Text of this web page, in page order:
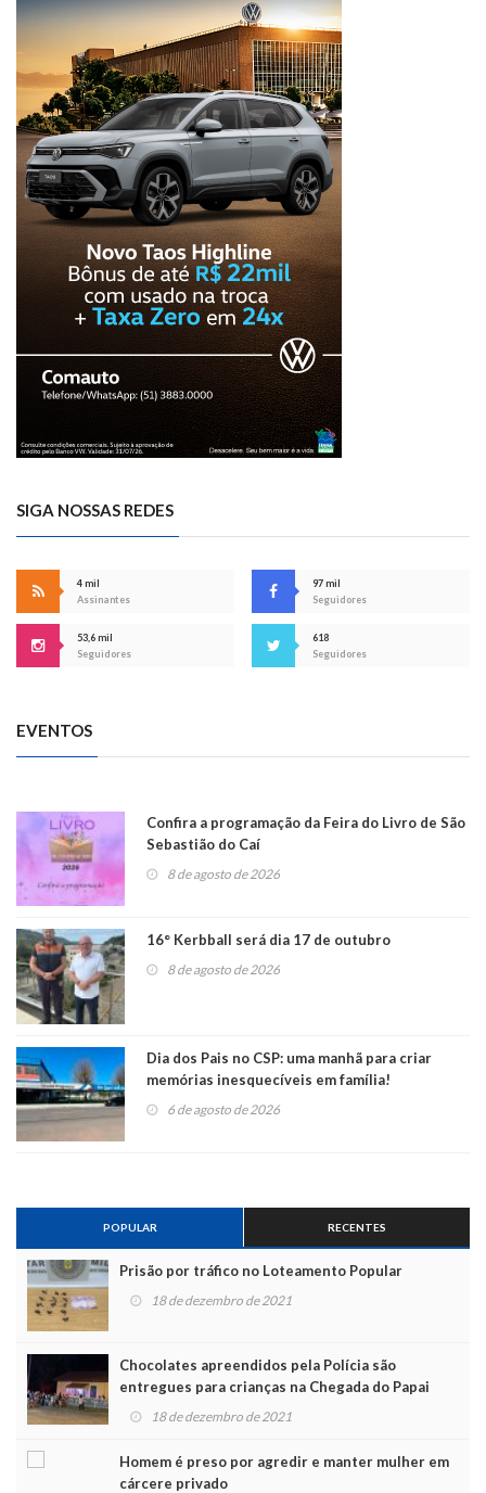
SIGA NOSSAS REDES
4 mil
Assinantes
97 mil
Seguidores
53,6 mil
Seguidores
618
Seguidores
EVENTOS
Confira a programação da Feira do Livro de São
Sebastião do Caí
8 de agosto de 2026
16° Kerbball será dia 17 de outubro
8 de agosto de 2026
Dia dos Pais no CSP: uma manhã para criar
memórias inesquecíveis em família!
6 de agosto de 2026
POPULAR RECENTES
Prisão por tráfico no Loteamento Popular
18 de dezembro de 2021
Chocolates apreendidos pela Polícia são
entregues para crianças na Chegada do Papai
Noel
18 de dezembro de 2021
Homem é preso por agredir e manter mulher em
cárcere privado